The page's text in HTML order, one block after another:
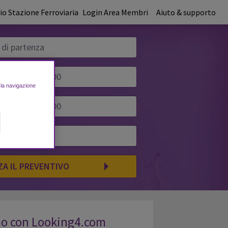
Stazione Ferroviaria Login Area Membri Aiuto & supporto
IL PREVENTIVO
con Looking4.com
navigazione